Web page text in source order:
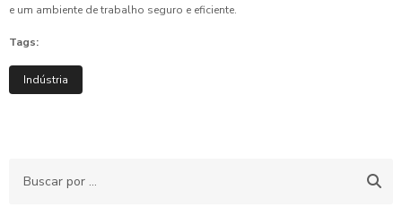
e um ambiente de trabalho seguro e eficiente.
Tags:
Indústria